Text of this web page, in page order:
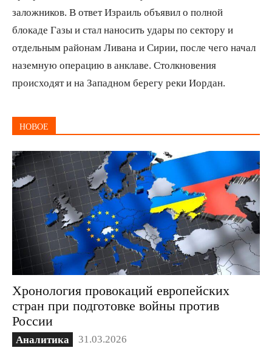
заложников. В ответ Израиль объявил о полной
блокаде Газы и стал наносить удары по сектору и
отдельным районам Ливана и Сирии, после чего начал
наземную операцию в анклаве. Столкновения
происходят и на Западном берегу реки Иордан.
НОВОЕ
Хронология провокаций европейских
стран при подготовке войны против
России
Аналитика 31.03.2026